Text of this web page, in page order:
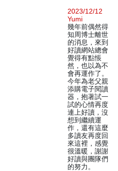
2023/12/12
Yumi
幾年前偶然得
知周博士離世
的消息，來到
好讀網站總會
覺得有點悵
然，也以為不
會再運作了。
今年為老父親
添購電子閱讀
器，抱著試一
試的心情再度
連上好讀，沒
想到繼續運
作，還有這麼
多讀友再度回
來這裡，感覺
很溫暖，謝謝
好讀與團隊們
的努力。